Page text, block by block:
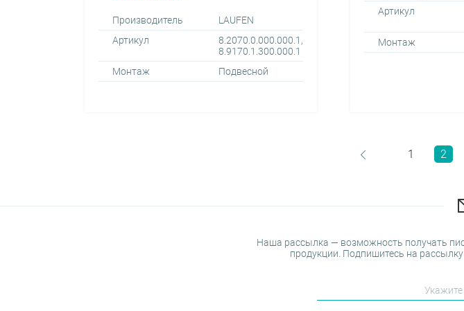
Производитель
LAUFEN
Артикул
8.2070.0.000.000.1,
8.9170.1.300.000.1
Монтаж
Подвесной
Артикул
Монтаж
1 2
Наша рассылка — возможность получать
продукции. Подпишитесь на